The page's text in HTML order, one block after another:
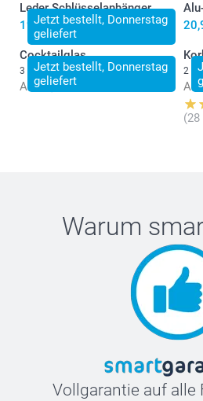
Jetzt bestellt, Donnerstag
geliefert
Leder Schlüsselanhänger
19,95
Jetzt bestellt, Donnerstag
geliefert
Cocktailglas
3 Varianten
Ab 14,99
2
Ab
Warum
Vollgarantie auf alle